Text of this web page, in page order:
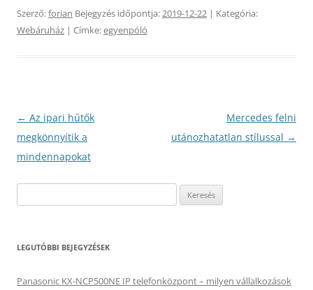
Szerző:forian Bejegyzés időpontja:2019-12-22 | Kategória:
Webáruház | Címke:egyenpóló
Bejegyzés
navigáció
← Az ipari hűtők
megkönnyítik a
mindennapokat
Mercedes felni
utánozhatatlan stílussal →
LEGUTÓBBI BEJEGYZÉSEK
Panasonic KX-NCP500NE IP telefonközpont – milyen vállalkozások